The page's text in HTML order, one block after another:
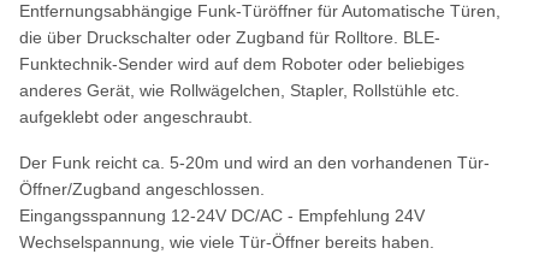
Entfernungsabhängige Funk-Türöffner für Automatische Türen,
die über Druckschalter oder Zugband für Rolltore. BLE-
Funktechnik-Sender wird auf dem Roboter oder beliebiges
anderes Gerät, wie Rollwägelchen, Stapler, Rollstühle etc.
aufgeklebt oder angeschraubt.
Der Funk reicht ca. 5-20m und wird an den vorhandenen Tür-
Öffner/Zugband angeschlossen.
Eingangsspannung 12-24V DC/AC - Empfehlung 24V
Wechselspannung, wie viele Tür-Öffner bereits haben.